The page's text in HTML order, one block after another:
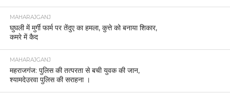
MAHARAJGANJ
घुघली में मुर्गी फार्म पर तेंदुए का हमला, कुत्ते को बनाया शिकार,
कमरे में कैद
MAHARAJGANJ
महराजगंज: पुलिस की तत्परता से बची युवक की जान,
श्यामदेउरवा पुलिस की सराहना ।